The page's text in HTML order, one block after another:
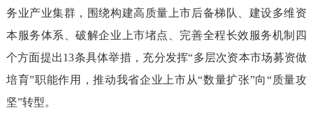
务业产业集群，围绕构建高质量上市后备梯队、建设多维资
本服务体系、破解企业上市堵点、完善全程长效服务机制四
个方面提出13条具体举措，充分发挥“多层次资本市场募资做
培育”职能作用，推动我省企业上市从“数量扩张”向“质量攻
坚”转型。